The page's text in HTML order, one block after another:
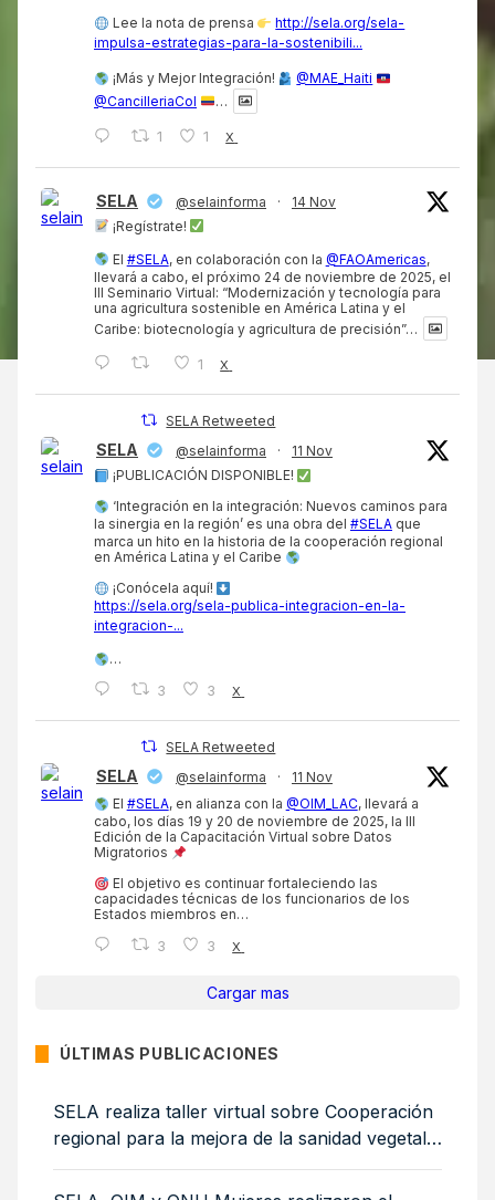
Lee la nota de prensa
http://sela.org/sela-
impulsa-estrategias-para-la-sostenibili...
¡Más y Mejor Integración!
@MAE_Haiti
@CancilleriaCol
…
1 1 X
SELA @selainforma ·
14 Nov
¡Regístrate!
El #SELA, en colaboración con la @FAOAmericas,
llevará a cabo, el próximo 24 de noviembre de 2025, el
III Seminario Virtual: “Modernización y tecnología para
una agricultura sostenible en América Latina y el
Caribe: biotecnología y agricultura de precisión”…
1 X
SELA Retweeted
SELA @selainforma ·
11 Nov
¡PUBLICACIÓN DISPONIBLE!
‘Integración en la integración: Nuevos caminos para
la sinergia en la región’ es una obra del #SELA que
marca un hito en la historia de la cooperación regional
en América Latina y el Caribe
¡Conócela aquí!
https://sela.org/sela-publica-integracion-en-la-
integracion-...
…
3
3 X
SELA Retweeted
SELA @selainforma ·
11 Nov
El #SELA, en alianza con la @OIM_LAC, llevará a
cabo, los días 19 y 20 de noviembre de 2025, la III
Edición de la Capacitación Virtual sobre Datos
Migratorios
El objetivo es continuar fortaleciendo las
capacidades técnicas de los funcionarios de los
Estados miembros en…
3
3 X
Cargar mas
ÚLTIMAS PUBLICACIONES
SELA realiza taller virtual sobre Cooperación
regional para la mejora de la sanidad vegetal:
medidas sanitarias y fitosanitarias para la
sostenibilidad ambiental